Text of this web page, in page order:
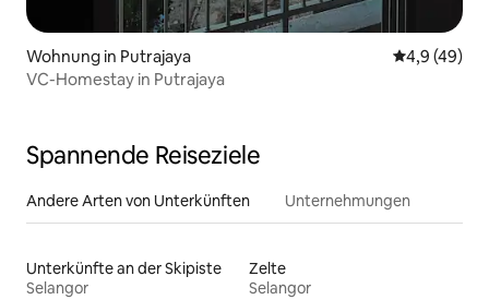
Wohnung in Putrajaya
4,9 (49)
VC-Homestay in Putrajaya
Spannende Reiseziele
Andere Arten von Unterkünften Unternehmungen
Unterkünfte an der Skipiste
Selangor
Zelte
Selangor